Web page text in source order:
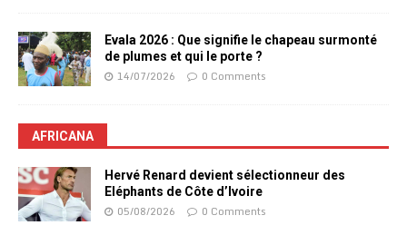
Evala 2026 : Que signifie le chapeau surmonté
de plumes et qui le porte ?
14/07/2026 0 Comments
AFRICANA
Hervé Renard devient sélectionneur des
Eléphants de Côte d’Ivoire
05/08/2026 0 Comments